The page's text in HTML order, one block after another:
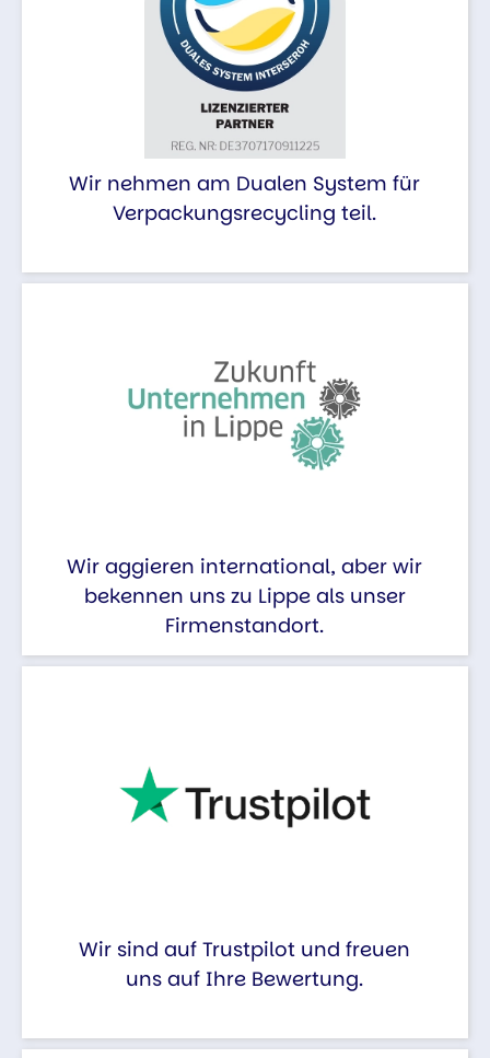
Wir nehmen am Dualen System für
Verpackungsrecycling teil.
Wir aggieren international, aber wir
bekennen uns zu Lippe als unser
Firmenstandort.
Wir sind auf Trustpilot und freuen
uns auf Ihre Bewertung.